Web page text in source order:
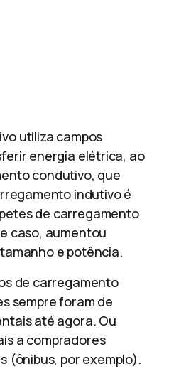
utiliza campos
energia elétrica, ao
condutivo, que
indutivo é
de carregamento
caso, aumentou
e potência.
de carregamento
sempre foram de
até agora. Ou
a compradores
(ônibus, por exemplo).